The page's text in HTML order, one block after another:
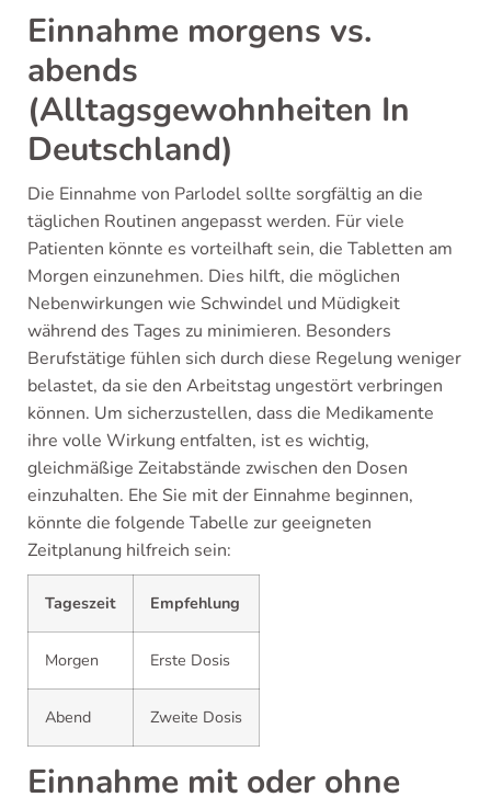
Einnahme morgens vs.
abends
(Alltagsgewohnheiten In
Deutschland)
Die Einnahme von Parlodel sollte sorgfältig an die
täglichen Routinen angepasst werden. Für viele
Patienten könnte es vorteilhaft sein, die Tabletten am
Morgen einzunehmen. Dies hilft, die möglichen
Nebenwirkungen wie Schwindel und Müdigkeit
während des Tages zu minimieren. Besonders
Berufstätige fühlen sich durch diese Regelung weniger
belastet, da sie den Arbeitstag ungestört verbringen
können. Um sicherzustellen, dass die Medikamente
ihre volle Wirkung entfalten, ist es wichtig,
gleichmäßige Zeitabstände zwischen den Dosen
einzuhalten. Ehe Sie mit der Einnahme beginnen,
könnte die folgende Tabelle zur geeigneten
Zeitplanung hilfreich sein:
Tageszeit Empfehlung
Morgen Erste Dosis
Abend Zweite Dosis
Einnahme mit oder ohne